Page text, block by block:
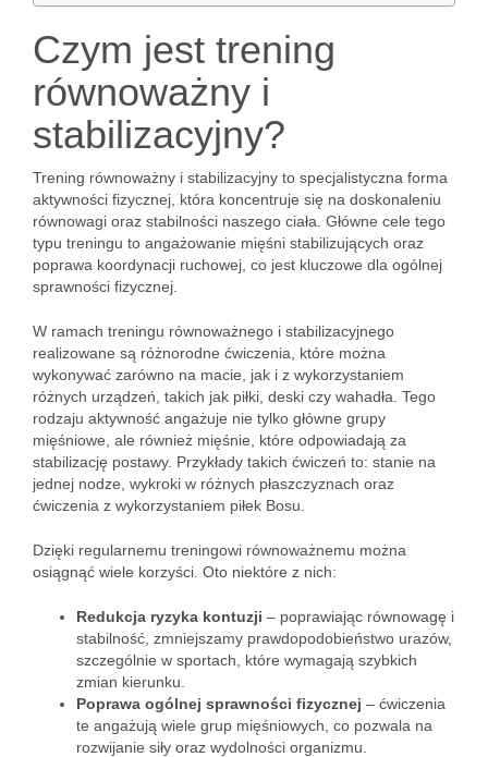
Czym jest trening
równoważny i
stabilizacyjny?
Trening równoważny i stabilizacyjny to specjalistyczna forma
aktywności fizycznej, która koncentruje się na doskonaleniu
równowagi oraz stabilności naszego ciała. Główne cele tego
typu treningu to angażowanie mięśni stabilizujących oraz
poprawa koordynacji ruchowej, co jest kluczowe dla ogólnej
sprawności fizycznej.
W ramach treningu równoważnego i stabilizacyjnego
realizowane są różnorodne ćwiczenia, które można
wykonywać zarówno na macie, jak i z wykorzystaniem
różnych urządzeń, takich jak piłki, deski czy wahadła. Tego
rodzaju aktywność angażuje nie tylko główne grupy
mięśniowe, ale również mięśnie, które odpowiadają za
stabilizację postawy. Przykłady takich ćwiczeń to: stanie na
jednej nodze, wykroki w różnych płaszczyznach oraz
ćwiczenia z wykorzystaniem piłek Bosu.
Dzięki regularnemu treningowi równoważnemu można
osiągnąć wiele korzyści. Oto niektóre z nich:
Redukcja ryzyka kontuzji – poprawiając równowagę i
stabilność, zmniejszamy prawdopodobieństwo urazów,
szczególnie w sportach, które wymagają szybkich
zmian kierunku.
Poprawa ogólnej sprawności fizycznej – ćwiczenia
te angażują wiele grup mięśniowych, co pozwala na
rozwijanie siły oraz wydolności organizmu.